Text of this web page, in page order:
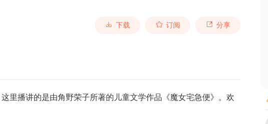
下载 订阅 分享
里播讲的是由角野荣子所著的儿童文学作品《魔女宅急便》。欢